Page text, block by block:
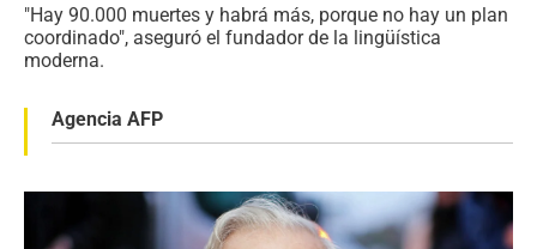
"Hay 90.000 muertes y habrá más, porque no hay un plan
coordinado", aseguró el fundador de la lingüística
moderna.
Agencia AFP